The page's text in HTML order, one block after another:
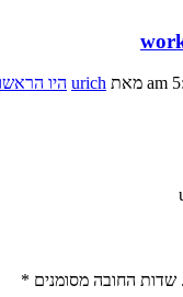
מאת urich היו
שדות החובה מסומנים *